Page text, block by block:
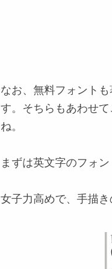
なお、無料フォント
す。そちらもあわせ
ね。
まずは英文字のフォン
女子力高めで、手描